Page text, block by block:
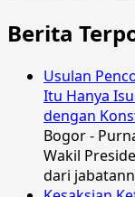
Berita
Usulan
Itu Hanya
dengan
Bogor -
Wakil
dari